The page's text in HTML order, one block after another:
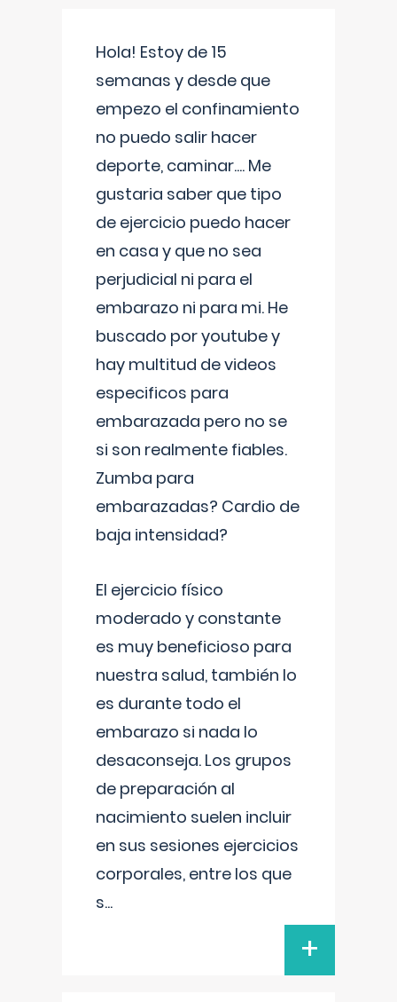
Hola! Estoy de 15
semanas y desde que
empezo el confinamiento
no puedo salir hacer
deporte, caminar.... Me
gustaria saber que tipo
de ejercicio puedo hacer
en casa y que no sea
perjudicial ni para el
embarazo ni para mi. He
buscado por youtube y
hay multitud de videos
especificos para
embarazada pero no se
si son realmente fiables.
Zumba para
embarazadas? Cardio de
baja intensidad?
El ejercicio físico
moderado y constante
es muy beneficioso para
nuestra salud, también lo
es durante todo el
embarazo si nada lo
desaconseja. Los grupos
de preparación al
nacimiento suelen incluir
en sus sesiones ejercicios
corporales, entre los que
s...
+